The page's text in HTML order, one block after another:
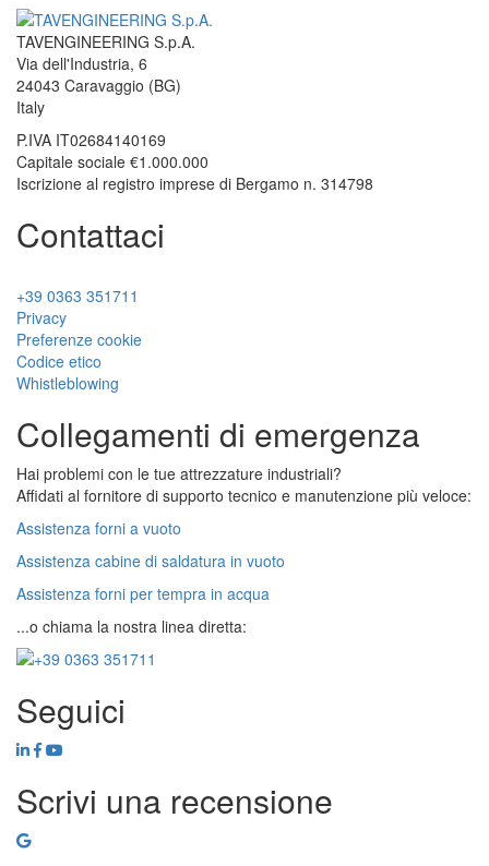
TAVENGINEERING S.p.A.
Via dell'Industria, 6
24043 Caravaggio (BG)
Italy
P.IVA IT02684140169
Capitale sociale €1.000.000
Iscrizione al registro imprese di Bergamo n. 314798
Contattaci
+39 0363 351711
Privacy
Preferenze cookie
Codice etico
Whistleblowing
Collegamenti di emergenza
Hai problemi con le tue attrezzature industriali?
Affidati al fornitore di supporto tecnico e manutenzione più veloce:
Assistenza forni a vuoto
Assistenza cabine di saldatura in vuoto
Assistenza forni per tempra in acqua
...o chiama la nostra linea diretta:
Seguici
Scrivi una recensione